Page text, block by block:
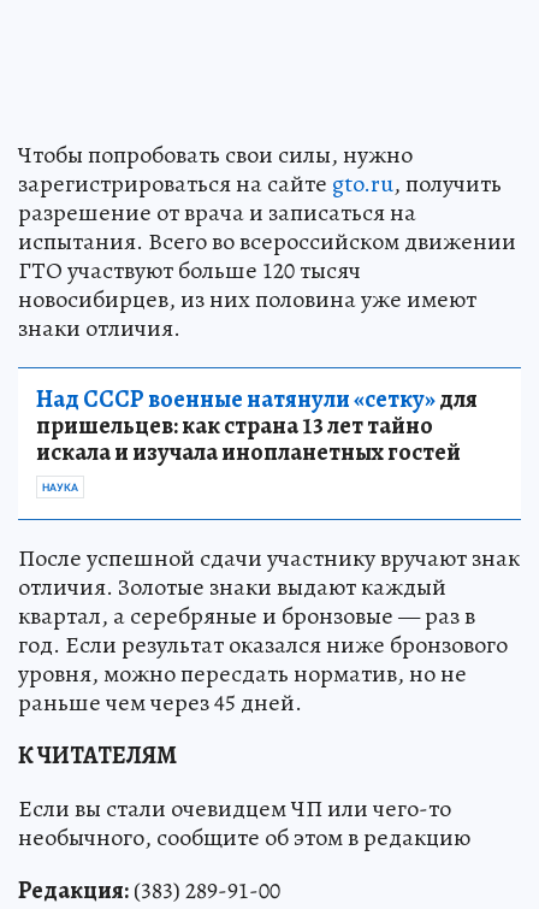
Чтобы попробовать свои силы, нужно
зарегистрироваться на сайте gto.ru, получить
разрешение от врача и записаться на
испытания. Всего во всероссийском движении
ГТО участвуют больше 120 тысяч
новосибирцев, из них половина уже имеют
знаки отличия.
Над СССР военные натянули «сетку»для
пришельцев: как страна 13 лет тайно
искала и изучала инопланетных гостей
НАУКА
После успешной сдачи участнику вручают знак
отличия. Золотые знаки выдают каждый
квартал, а серебряные и бронзовые — раз в
год. Если результат оказался ниже бронзового
уровня, можно пересдать норматив, но не
раньше чем через 45 дней.
К ЧИТАТЕЛЯМ
Если вы стали очевидцем ЧП или чего-то
необычного, сообщите об этом в редакцию
Редакция:(383) 289-91-00